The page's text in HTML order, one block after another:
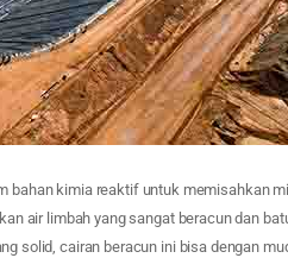
bahan kimia reaktif untuk memisahkan
air limbah yang sangat beracun dan
solid, cairan beracun ini bisa dengan